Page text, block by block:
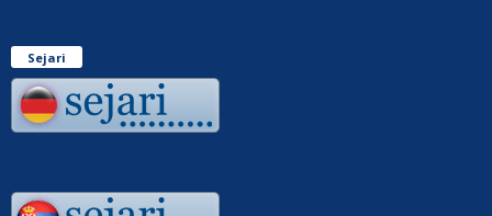
Sejari